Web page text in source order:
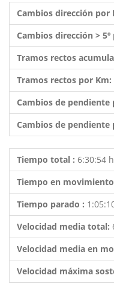
Cambios dirección por
Cambios dirección > 5º
Tramos rectos
Tramos rectos por Km:
Cambios de pendiente
Cambios de pendiente
Tiempo total : 6:30:54 h
Tiempo en
Tiempo parado :
Velocidad media total:
Velocidad media en
Velocidad máxima